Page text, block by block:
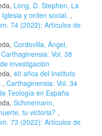
Long, D. Stephen, La
y orden social. ,
74 (2022): Artículos de
Cordovilla, Ángel,
Carthaginensia: Vol. 38
investigación
40 años del Instituto
, Carthaginensia: Vol. 34
Teología en España
Schmemann,
tu victoria? ,
73 (2022): Artículos de